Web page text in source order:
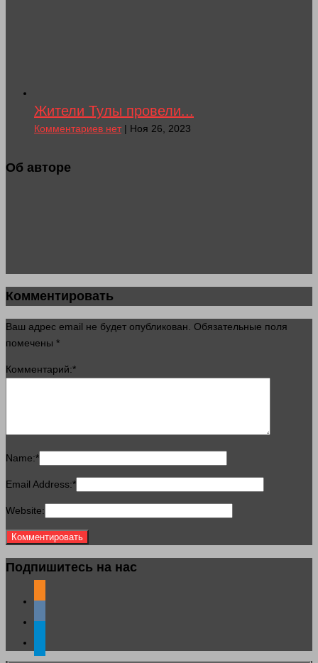
Жители Тулы провели...
Комментариев нет| Ноя 26, 2023
Об авторе
Комментировать
Ваш адрес email не будет опубликован. Обязательные поля
помечены *
Комментарий:*
Name:*
Email Address:*
Website:
Подпишитесь на нас